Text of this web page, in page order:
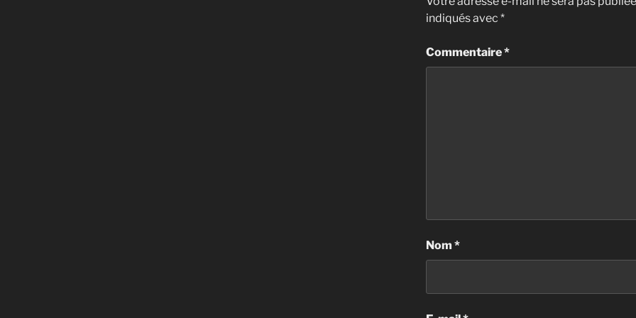
indiqués avec *
Commentaire*
Nom *